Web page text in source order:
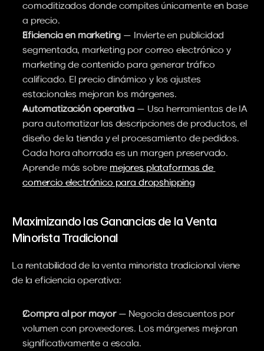
comoditizados donde compites únicamente en base
a precio.
Eficiencia en marketing — Invierte en publicidad
segmentada, marketing por correo electrónico y
marketing de contenido para generar tráfico
calificado. El precio dinámico y los ajustes
estacionales mejoran los márgenes.
Automatización operativa — Usa herramientas de IA
para automatizar las descripciones de productos, el
diseño de la tienda y el procesamiento de pedidos.
Cada hora ahorrada es un margen preservado.
Aprende más sobre mejores plataformas de
comercio electrónico para dropshipping
Maximizando las Ganancias de la Venta
Minorista Tradicional
La rentabilidad de la venta minorista tradicional viene
de la eficiencia operativa:
Compra al por mayor — Negocia descuentos por
volumen con proveedores. Los márgenes mejoran
significativamente a escala.